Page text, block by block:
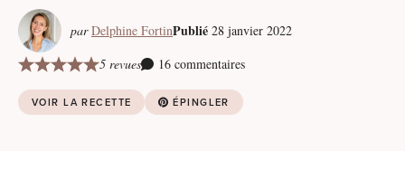
par Delphine FortinPublié 28 janvier 2022
5 revues
16 commentaires
VOIR LA RECETTE ÉPINGLER